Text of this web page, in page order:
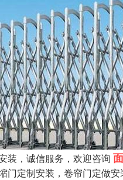
装，诚信服务，欢迎咨询
门定制安装，卷帘门定做